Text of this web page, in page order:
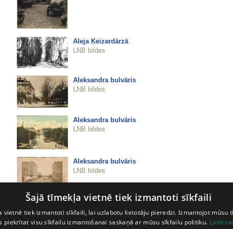
Aleja Ķeizardārzā
LNB bildes
Aleksandra bulvāris
LNB bildes
Aleksandra bulvāris
LNB bildes
Aleksandra bulvāris
LNB bildes
Aleksandra bulvāris
LNB bildes
Šajā tīmekļa vietnē tiek izmantoti sīkfaili
vietnē tiek izmantoti sīkfaili, lai uzlabotu lietotāju pieredzi. Izmantojot mūsu
piekrītat visu sīkfailu izmantošanai saskaņā ar mūsu sīkfailu politiku. Lasīt